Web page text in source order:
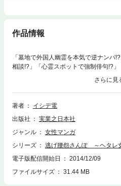
作品情報
「墓地で外国人幽霊を本気で逆ナンパ
相談!?」「心霊スポットで強制俳句!?」
ンジージャンプであの世逝き!?」「真
のも疲れるのも勘弁!! な三十路行き遅
言葉に乗せられて担当編集者とともに
セイコミック!!
著者
イシデ電
出版社
実業之日本社
ジャンル
女性マンガ
シリーズ
逃げ腰怨さんぽ ～ヘタレ
電子版配信開始日
2014/12/09
ファイルサイズ
31.44 MB